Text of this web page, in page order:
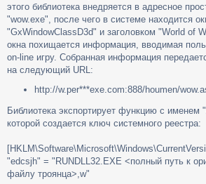
этого библиотека внедряется в адресное
"wow.exe", после чего в системе находится
"GxWindowClassD3d" и заголовком "World of
окна похищается информация, вводимая
on-line игру. Собранная информация
на следующий URL:
http://w.per***exe.com:888/houmen/
Библиотека экспортирует функцию с именем
которой создается ключ системного реестра:
"edcsjh" = "RUNDLL32.EXE <полный путь к
файлу троянца>,w"